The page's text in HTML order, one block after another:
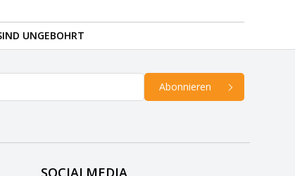
UNGEBOHRT
Abonnieren
SOCIALMEDIA